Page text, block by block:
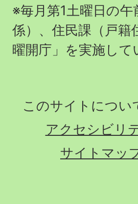
※毎月第1土曜日の
係）、住民課（戸籍
曜開庁」を実施し
このサイトについ
アクセシビリ
サイトマッ